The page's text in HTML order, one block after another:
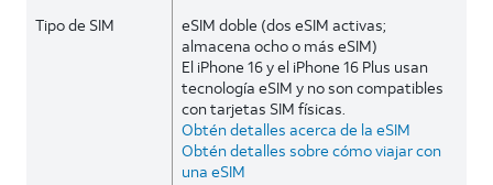
Tipo de SIM
eSIM doble (dos eSIM activas;
almacena ocho o más eSIM)
El iPhone 16 y el iPhone 16 Plus usan
tecnología eSIM y no son compatibles
con tarjetas SIM físicas.
Obtén detalles acerca de la eSIM
Obtén detalles sobre cómo viajar con
una eSIM